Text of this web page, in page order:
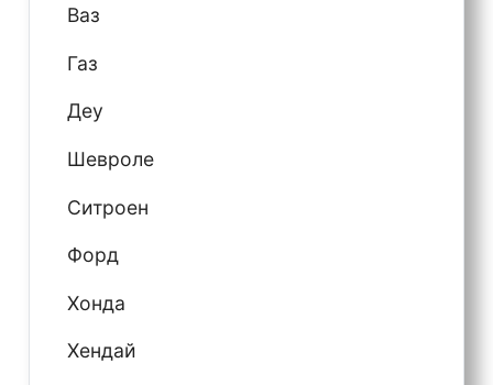
Ваз
Газ
Деу
Шевроле
Ситроен
Форд
Хонда
Хендай